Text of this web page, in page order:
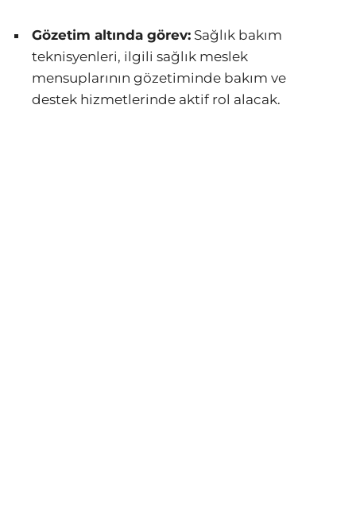
Gözetim altında görev: Sağlık bakım
teknisyenleri, ilgili sağlık meslek
mensuplarının gözetiminde bakım ve
destek hizmetlerinde aktif rol alacak.